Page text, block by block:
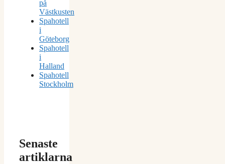
på
Västkusten
Spahotell
i
Göteborg
Spahotell
i
Halland
Spahotell
Stockholm
Senaste
artiklarna